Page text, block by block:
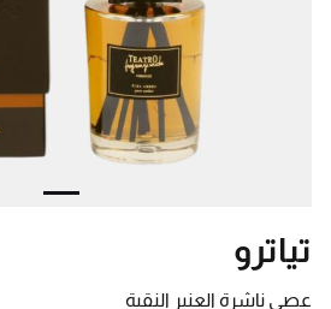
عصي ناشرة العنبر النقية
تياترو